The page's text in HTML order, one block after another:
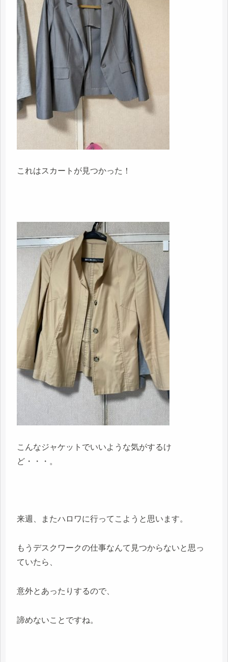
これはスカートが見つかった！
こんなジャケットでいいような気がするけ
ど・・・。
来週、またハロワに行ってこようと思います。
もうデスクワークの仕事なんて見つからないと思っ
ていたら、
意外とあったりするので、
諦めないことですね。